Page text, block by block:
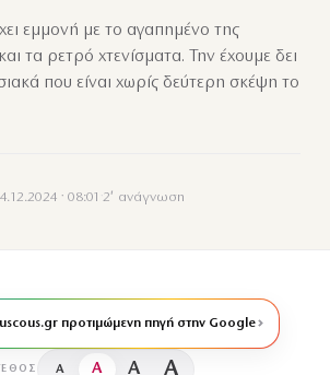
εμμονή με το αγαπημένο της
τα ρετρό χτενίσματα. Την έχουμε δει
που είναι χωρίς δεύτερη σκέψη το
· 08:01 ·2′ ανάγνωση
προτιμώμενη πηγή στην Google
A A A A